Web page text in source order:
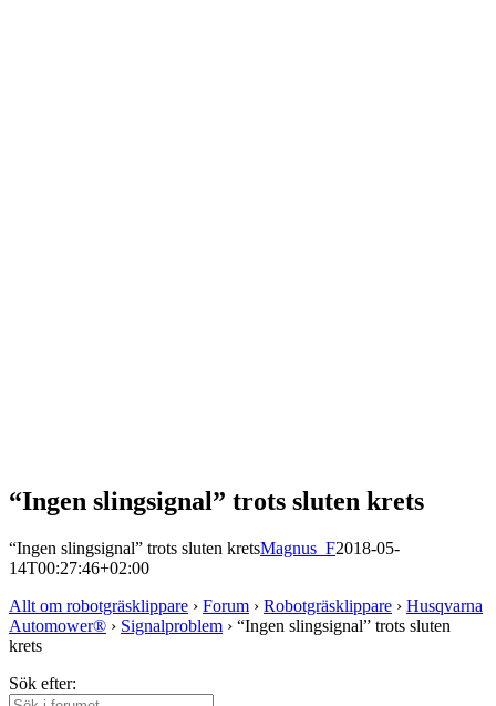
“Ingen slingsignal” trots sluten krets
“Ingen slingsignal” trots sluten kretsMagnus_F2018-05-
14T00:27:46+02:00
Allt om robotgräsklippare › Forum › Robotgräsklippare › Husqvarna
Automower® › Signalproblem › “Ingen slingsignal” trots sluten
krets
Sök efter: